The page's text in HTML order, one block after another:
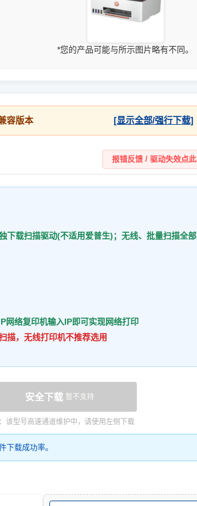
*您的产品可能与所示图片略有不同。
容版本 [显示全部/强行下载]
报错反馈 / 驱动失效点此
下载扫描驱动(不适用爱普生)；无线、批量扫描全部
网络复印机输入IP即可实现网络打印
描，无线打印机不推荐选用
安全下载 暂不支持
该型号高速通道维护中，请使用左侧下载
下载成功率。